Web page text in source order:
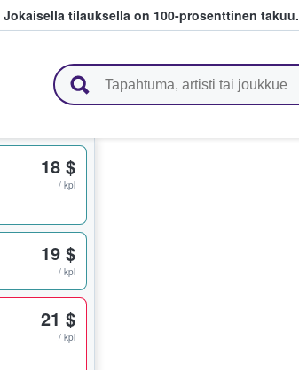
Jokaisella tilauksella on 100-prosenttinen takuu.
18 $
/ kpl
19 $
/ kpl
21 $
/ kpl